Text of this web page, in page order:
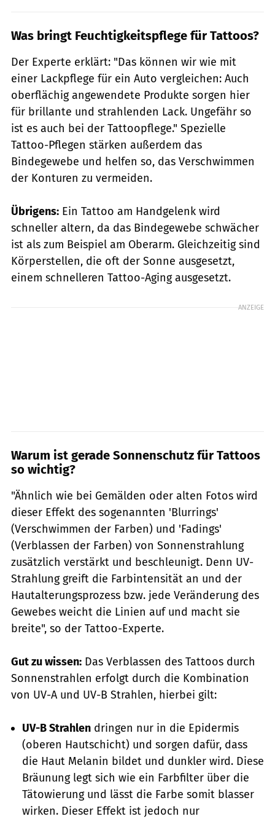
Was bringt Feuchtigkeitspflege für Tattoos?
Der Experte erklärt: "Das können wir wie mit
einer Lackpflege für ein Auto vergleichen: Auch
oberflächig angewendete Produkte sorgen hier
für brillante und strahlenden Lack. Ungefähr so
ist es auch bei der Tattoopflege." Spezielle
Tattoo-Pflegen stärken außerdem das
Bindegewebe und helfen so, das Verschwimmen
der Konturen zu vermeiden.
Übrigens: Ein Tattoo am Handgelenk wird
schneller altern, da das Bindegewebe schwächer
ist als zum Beispiel am Oberarm. Gleichzeitig sind
Körperstellen, die oft der Sonne ausgesetzt,
einem schnelleren Tattoo-Aging ausgesetzt.
ANZEIGE
Warum ist gerade Sonnenschutz für Tattoos
so wichtig?
"Ähnlich wie bei Gemälden oder alten Fotos wird
dieser Effekt des sogenannten 'Blurrings'
(Verschwimmen der Farben) und 'Fadings'
(Verblassen der Farben) von Sonnenstrahlung
zusätzlich verstärkt und beschleunigt. Denn UV-
Strahlung greift die Farbintensität an und der
Hautalterungsprozess bzw. jede Veränderung des
Gewebes weicht die Linien auf und macht sie
breite", so der Tattoo-Experte.
Gut zu wissen: Das Verblassen des Tattoos durch
Sonnenstrahlen erfolgt durch die Kombination
von UV-A und UV-B Strahlen, hierbei gilt:
UV-B Strahlen dringen nur in die Epidermis
(oberen Hautschicht) und sorgen dafür, dass
die Haut Melanin bildet und dunkler wird. Diese
Bräunung legt sich wie ein Farbfilter über die
Tätowierung und lässt die Farbe somit blasser
wirken. Dieser Effekt ist jedoch nur